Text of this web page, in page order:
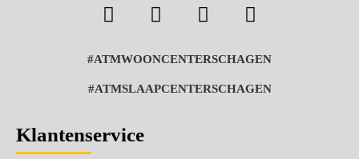
#ATMWOONCENTERSCHAGEN
#ATMSLAAPCENTERSCHAGEN
Klantenservice